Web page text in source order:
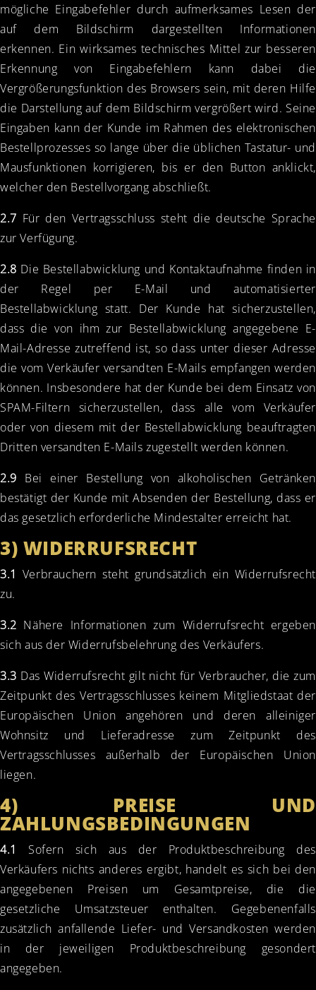
mögliche Eingabefehler durch aufmerksames Lesen der
auf dem Bildschirm dargestellten Informationen
erkennen. Ein wirksames technisches Mittel zur besseren
Erkennung von Eingabefehlern kann dabei die
Vergrößerungsfunktion des Browsers sein, mit deren Hilfe
die Darstellung auf dem Bildschirm vergrößert wird. Seine
Eingaben kann der Kunde im Rahmen des elektronischen
Bestellprozesses so lange über die üblichen Tastatur- und
Mausfunktionen korrigieren, bis er den Button anklickt,
welcher den Bestellvorgang abschließt.
2.7 Für den Vertragsschluss steht die deutsche Sprache
zur Verfügung.
2.8 Die Bestellabwicklung und Kontaktaufnahme finden in
der Regel per E-Mail und automatisierter
Bestellabwicklung statt. Der Kunde hat sicherzustellen,
dass die von ihm zur Bestellabwicklung angegebene E-
Mail-Adresse zutreffend ist, so dass unter dieser Adresse
die vom Verkäufer versandten E-Mails empfangen werden
können. Insbesondere hat der Kunde bei dem Einsatz von
SPAM-Filtern sicherzustellen, dass alle vom Verkäufer
oder von diesem mit der Bestellabwicklung beauftragten
Dritten versandten E-Mails zugestellt werden können.
2.9 Bei einer Bestellung von alkoholischen Getränken
bestätigt der Kunde mit Absenden der Bestellung, dass er
das gesetzlich erforderliche Mindestalter erreicht hat.
3) WIDERRUFSRECHT
3.1 Verbrauchern steht grundsätzlich ein Widerrufsrecht
zu.
3.2 Nähere Informationen zum Widerrufsrecht ergeben
sich aus der Widerrufsbelehrung des Verkäufers.
3.3 Das Widerrufsrecht gilt nicht für Verbraucher, die zum
Zeitpunkt des Vertragsschlusses keinem Mitgliedstaat der
Europäischen Union angehören und deren alleiniger
Wohnsitz und Lieferadresse zum Zeitpunkt des
Vertragsschlusses außerhalb der Europäischen Union
liegen.
4) PREISE UND
ZAHLUNGSBEDINGUNGEN
4.1
Sofern sich aus der Produktbeschreibung des
Verkäufers nichts anderes ergibt, handelt es sich bei den
angegebenen Preisen um Gesamtpreise, die die
gesetzliche Umsatzsteuer enthalten. Gegebenenfalls
zusätzlich anfallende Liefer- und Versandkosten werden
in der jeweiligen Produktbeschreibung gesondert
angegeben.